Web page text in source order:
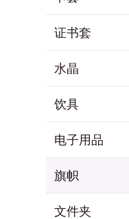
证书套
水晶
饮具
电子用品
旗帜
文件夹